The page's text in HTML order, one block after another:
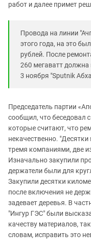
работ и далее примет
Провода на линии
этого года, на это
рублей. После
260 мегаватт
3 ноября "Sputnik
Председатель партии
сообщил, что беседовал
которые считают, что
некачественно.
тремя компаниями, две
Изначально закупили
держатели были для
Закупили десятки
после включения не
задевает деревья. В
"Ингур ГЭС" были
качеству материалов,
словам, исправить это